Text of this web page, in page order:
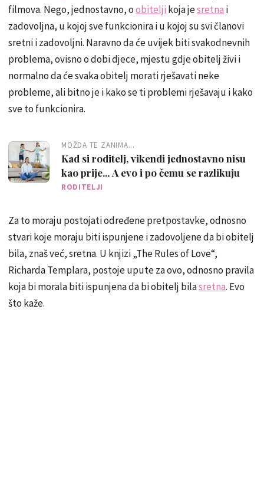
filmova. Nego, jednostavno, oobitelji koja jesretna i
zadovoljna, u kojoj sve funkcionira i u kojoj su svi članovi
sretni i zadovoljni. Naravno da će uvijek biti svakodnevnih
problema, ovisno o dobi djece, mjestu gdje obitelj živi i
normalno da će svaka obitelj morati rješavati neke
probleme, ali bitno je i kako se ti problemi rješavaju i kako
sve to funkcionira.
MOŽDA TE ZANIMA...
Kad si roditelj, vikendi jednostavno nisu
kao prije... A evo i po čemu se razlikuju
RODITELJI
Za to moraju postojati određene pretpostavke, odnosno
stvari koje moraju biti ispunjene i zadovoljene da bi obitelj
bila, znaš već, sretna. U knjizi „The Rules of Love“,
Richarda Templara, postoje upute za ovo, odnosno pravila
koja bi morala biti ispunjena da bi obitelj bilasretna. Evo
što kaže.